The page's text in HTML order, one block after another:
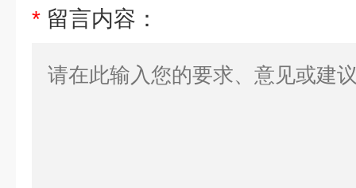
* 留言内容：